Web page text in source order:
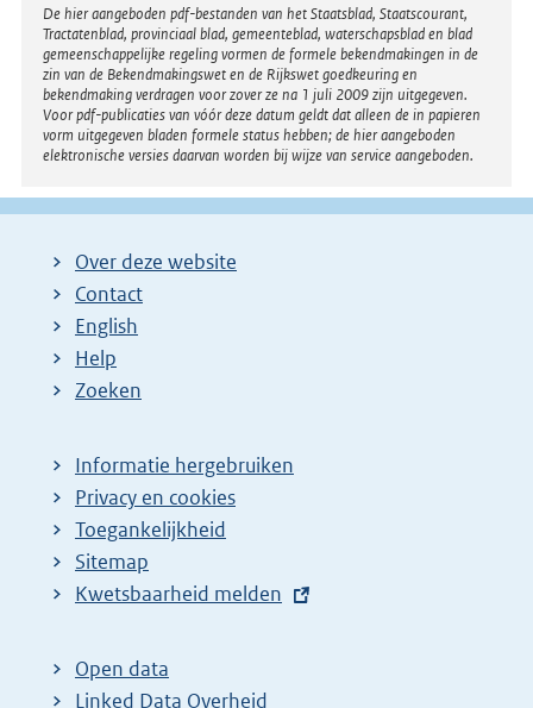
Disclaimer
De hier aangeboden pdf-bestanden van het Staatsblad, Staatscourant,
Tractatenblad, provinciaal blad, gemeenteblad, waterschapsblad en blad
gemeenschappelijke regeling vormen de formele bekendmakingen in de
zin van de Bekendmakingswet en de Rijkswet goedkeuring en
bekendmaking verdragen voor zover ze na 1 juli 2009 zijn uitgegeven.
Voor pdf-publicaties van vóór deze datum geldt dat alleen de in papieren
vorm uitgegeven bladen formele status hebben; de hier aangeboden
elektronische versies daarvan worden bij wijze van service aangeboden.
Over deze website
Contact
English
Help
Zoeken
Informatie hergebruiken
Privacy en cookies
Toegankelijkheid
Sitemap
E
t
e
Kwetsbaarheid melden
Open data
Linked Data Overheid